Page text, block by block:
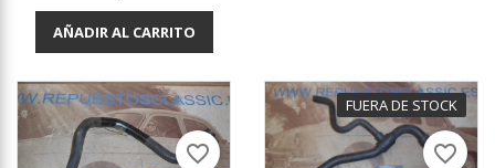
AÑADIR AL CARRITO
favorite_border
FUERA DE STOCK
favorite_border